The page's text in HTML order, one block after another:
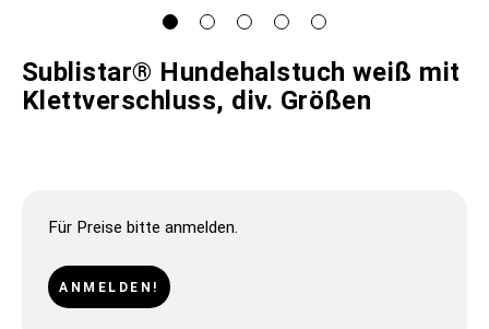
Sublistar® Hundehalstuch weiß mit
Klettverschluss, div. Größen
Für Preise bitte anmelden.
ANMELDEN!